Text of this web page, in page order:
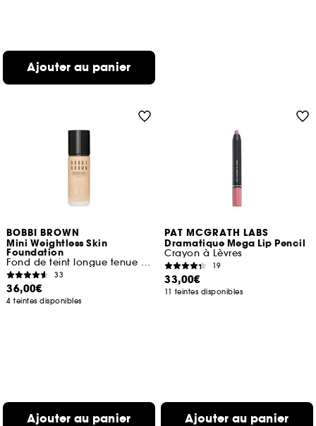
Ajouter au panier
BOBBI BROWN
Mini Weightless Skin
Foundation
Fond de teint longue tenue format voyage
33
36,00€
4 teintes disponibles
Ajouter au panier
PAT MCGRATH LABS
Dramatique Mega Lip Pencil
Crayon à Lèvres
19
33,00€
11 teintes disponibles
Ajouter au panier